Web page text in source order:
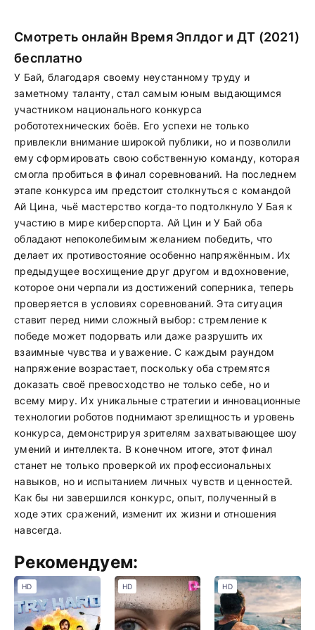
Смотреть онлайн Время Эплдог и ДТ (2021)
бесплатно
У Бай, благодаря своему неустанному труду и
заметному таланту, стал самым юным выдающимся
участником национального конкурса
робототехнических боёв. Его успехи не только
привлекли внимание широкой публики, но и позволили
ему сформировать свою собственную команду, которая
смогла пробиться в финал соревнований. На последнем
этапе конкурса им предстоит столкнуться с командой
Ай Цина, чьё мастерство когда-то подтолкнуло У Бая к
участию в мире киберспорта. Ай Цин и У Бай оба
обладают непоколебимым желанием победить, что
делает их противостояние особенно напряжённым. Их
предыдущее восхищение друг другом и вдохновение,
которое они черпали из достижений соперника, теперь
проверяется в условиях соревнований. Эта ситуация
ставит перед ними сложный выбор: стремление к
победе может подорвать или даже разрушить их
взаимные чувства и уважение. С каждым раундом
напряжение возрастает, поскольку оба стремятся
доказать своё превосходство не только себе, но и
всему миру. Их уникальные стратегии и инновационные
технологии роботов поднимают зрелищность и уровень
конкурса, демонстрируя зрителям захватывающее шоу
умений и интеллекта. В конечном итоге, этот финал
станет не только проверкой их профессиональных
навыков, но и испытанием личных чувств и ценностей.
Как бы ни завершился конкурс, опыт, полученный в
ходе этих сражений, изменит их жизни и отношения
навсегда.
Рекомендуем:
HD HD HD